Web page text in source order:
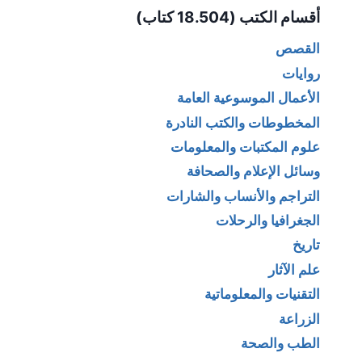
أقسام الكتب (18.504 كتاب)
القصص
روايات
الأعمال الموسوعية العامة
المخطوطات والكتب النادرة
علوم المكتبات والمعلومات
وسائل الإعلام والصحافة
التراجم والأنساب والشارات
الجغرافيا والرحلات
تاريخ
علم الآثار
التقنيات والمعلوماتية
الزراعة
الطب والصحة